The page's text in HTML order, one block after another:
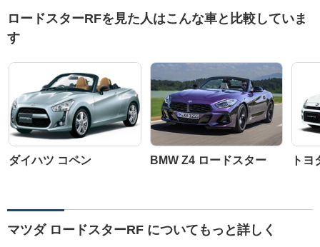
ロードスターRFを見た人はこんな車と比較していま
す
ダイハツ コペン BMW Z4 ロードスター トヨ
マツダ ロードスターRF についてもっと詳しく